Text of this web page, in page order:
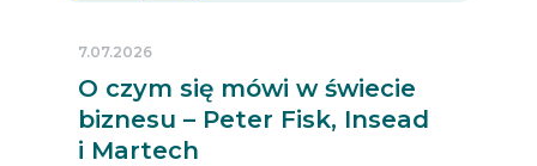
O czym się mówi w świecie
biznesu – Peter Fisk, Insead
i Martech
7.07.2026